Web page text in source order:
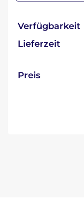
Verfügbarkeit
Lieferzeit
Preis